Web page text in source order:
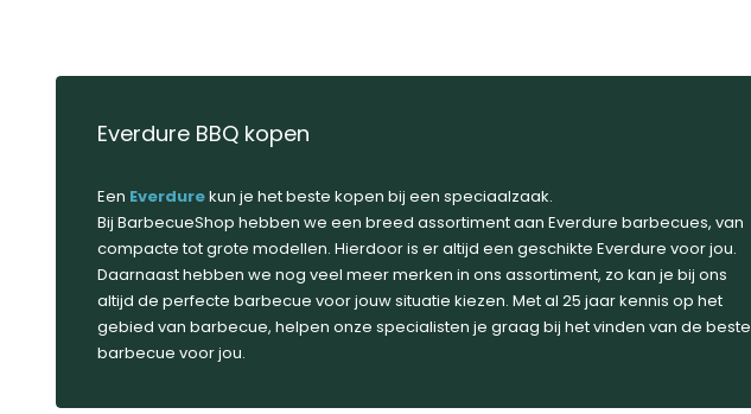
Everdure BBQ kopen
Een Everdurekun je het beste kopen bij een speciaalzaak.
Bij BarbecueShop hebben we een breed assortiment aan Everdure barbecues, van
compacte tot grote modellen. Hierdoor is er altijd een geschikte Everdure voor jou.
Daarnaast hebben we nog veel meer merken in ons assortiment, zo kan je bij ons
altijd de perfecte barbecue voor jouw situatie kiezen. Met al 25 jaar kennis op het
gebied van barbecue, helpen onze specialisten je graag bij het vinden van de beste
barbecue voor jou.